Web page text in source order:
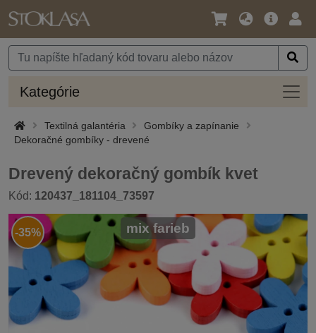
Jazyk
Mena
Hlavná
Kategórie
Textilná galantéria
Gombíky a zapínanie
Dekoračné gombíky - drevené
Drevený dekoračný gombík kvet
Kód: 120437_181104_73597
-35% mix farieb